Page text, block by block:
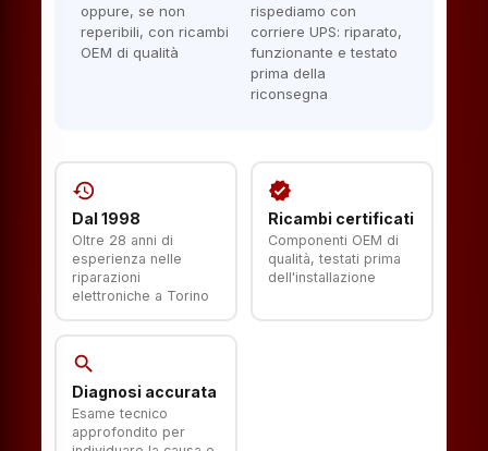
oppure, se non
reperibili, con ricambi
OEM di qualità
rispediamo con
corriere UPS: riparato,
funzionante e testato
prima della
riconsegna
history
Dal 1998
Oltre 28 anni di
esperienza nelle
riparazioni
elettroniche a Torino
verified
Ricambi certificati
Componenti OEM di
qualità, testati prima
dell'installazione
search
Diagnosi accurata
Esame tecnico
approfondito per